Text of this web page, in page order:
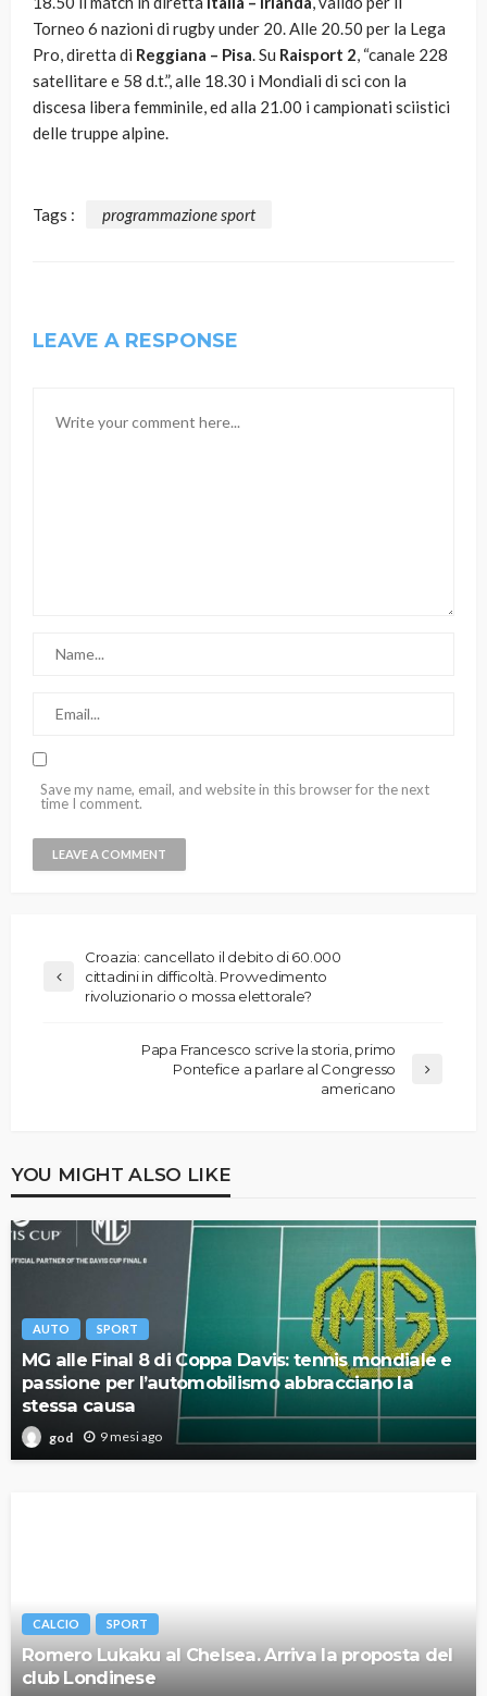
Torneo 6 nazioni di rugby under 20. Alle 20.50 per la Lega
Pro, diretta di Reggiana – Pisa. Su Raisport 2, “canale 228
satellitare e 58 d.t.”, alle 18.30 i Mondiali di sci con la
discesa libera femminile, ed alla 21.00 i campionati sciistici
delle truppe alpine.
Tags : programmazione sport
LEAVE A RESPONSE
Save my name, email, and website in this browser for the next
time I comment.
Croazia: cancellato il debito di 60.000
cittadini in difficoltà. Provvedimento
rivoluzionario o mossa elettorale?
Papa Francesco scrive la storia, primo
Pontefice a parlare al Congresso
americano
YOU MIGHT ALSO LIKE
AUTO SPORT
MG alle Final 8 di Coppa Davis: tennis mondiale e
passione per l’automobilismo abbracciano la
stessa causa
god 9 mesi ago
CALCIO SPORT
Romero Lukaku al Chelsea. Arriva la proposta del
club Londinese